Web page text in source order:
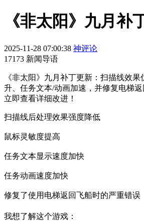
《非太阳》九月补
2025-11-28 07:00:38 神评论
17173 新闻导语
《非太阳》九月补丁更新：扫描线效
升、任务文本/动画加速，并修复电梯返
立即查看详细改进！
扫描线后处理效果强度降低
鼠标灵敏度提高
任务文本显示速度加快
任务动画速度加快
修复了使用电梯返回飞船时的严重错误
我想了解这个游戏：